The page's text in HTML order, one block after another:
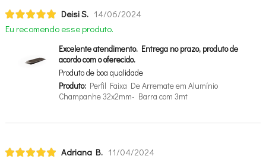
Deisi S. 14/06/2024
Eu recomendo esse produto.
Excelente atendimento. Entrega no prazo, produto de
acordo com o oferecido.
Produto de boa qualidade
Produto:Perfil Faixa De Arremate em Alumínio
Champanhe 32x2mm- Barra com 3mt
Adriana B. 11/04/2024